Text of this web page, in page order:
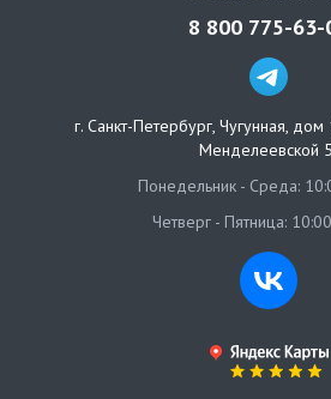
8 800 775-63-
г. Санкт-Петербург, Чугунная, дом
Менделеевской
Понедельник - Среда:
Четверг - Пятница: